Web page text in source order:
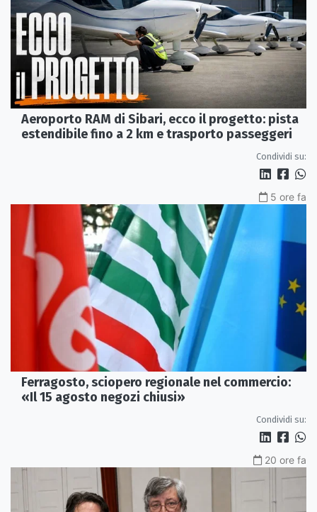
Aeroporto RAM di Sibari, ecco il progetto: pista
estendibile fino a 2 km e trasporto passeggeri
Condividi su:
5 ore fa
Ferragosto, sciopero regionale nel commercio:
«Il 15 agosto negozi chiusi»
Condividi su:
20 ore fa